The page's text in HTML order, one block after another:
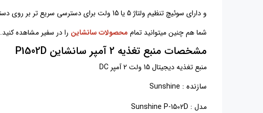
و دارای سوئیچ تنظیم ولتاژ 5 یا 15 ولت برای دسترسی سریع تر بر روی دستگاه است.
شما هم چنین میتوانید تمام محصولات سانشاین را در سفیر مشاهده کنید.
مشخصات منبع تغذیه 2 آمپر سانشاین P1502D
منبع تغذیه دیجیتال 15 ولت 2 آمپر DC
سازنده :
Sunshine
مدل : Sunshine P-1502D